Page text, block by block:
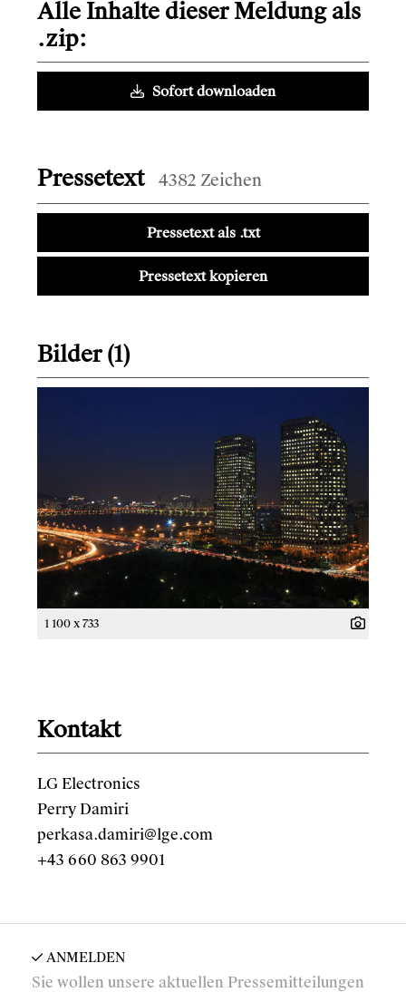
Alle Inhalte dieser Meldung als
.zip:
Sofort downloaden
Pressetext 4382 Zeichen
Pressetext als .txt
Pressetext kopieren
Bilder (1)
1 100 x 733
Kontakt
LG Electronics
Perry Damiri
perkasa.damiri@lge.com
+43 660 863 9901
ANMELDEN
Sie wollen unsere aktuellen Pressemitteilungen